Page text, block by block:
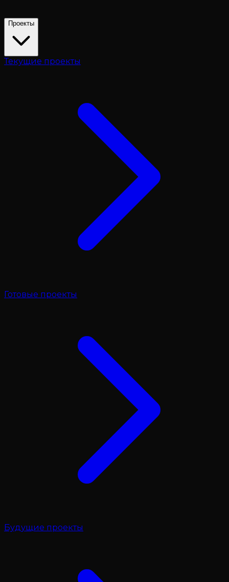
Проекты
Текущие проекты
Готовые проекты
Будущие проекты